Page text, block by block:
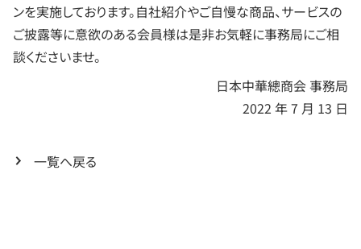
ンを実施しております。自社紹介やご自慢な商品、サービスの
ご披露等に意欲のある会員様は是非お気軽に事務局にご相
談くださいませ。
日本中華總商会 事務局
2022 年 7 月 13 日
一覧へ戻る